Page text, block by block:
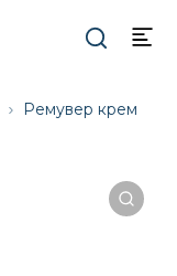
Ремувер крем